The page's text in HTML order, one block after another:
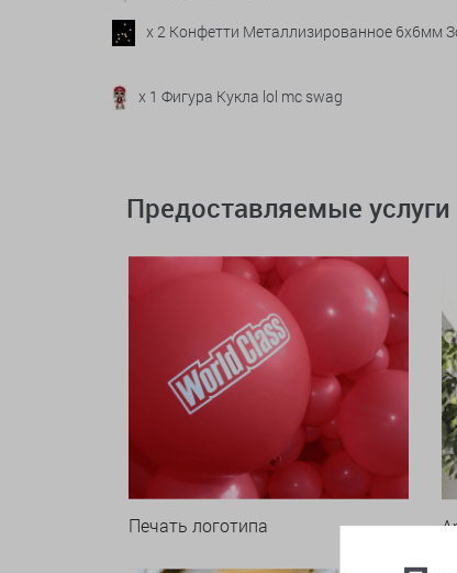
x 2 Конфетти Металлизированное 6х6мм
x 1 Фигура Кукла lol mc swag
Предоставляемые услуги
Печать логотипа